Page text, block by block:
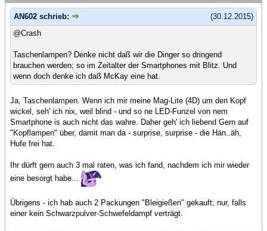
(30.12.2015)
AN602 schrieb:
@Crash
Taschenlampen? Denke nicht daß wir die Dinger so dringend
brauchen werden; so im Zeitalter der Smartphones mit Blitz. Und
wenn doch denke ich daß McKay eine hat.
Ja, Taschenlampen. Wenn ich mir meine Mag-Lite (4D) um den Kopf
wickel, seh' ich nix, weil blind - und so ne LED-Funzel von nem
Smartphone is auch nicht das wahre. Daher geh' ich liebend Gern auf
"Kopflampen" über, damit man da - surprise, surprise - die Hän..äh,
Hufe frei hat.
Ihr dürft gern auch 3 mal raten, was ich fand, nachdem ich mir wieder
eine besorgt habe...
Übrigens - ich hab auch 2 Packungen "Bleigießen" gekauft; nur, falls
einer kein Schwarzpulver-Schwefeldampf verträgt.